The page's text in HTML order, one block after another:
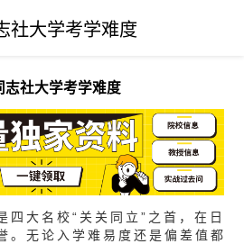
社大学考学难度
志社大学考学难度
大名校“关关同立”之首，在日
。无论入学难易度还是偏差值都